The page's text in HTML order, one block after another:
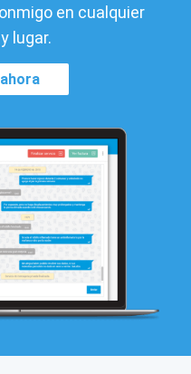
en cualquier
lugar.